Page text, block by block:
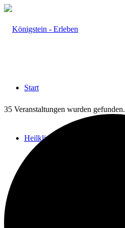
Start
Heilklima
35 Veranstaltungen wurden gefunden.